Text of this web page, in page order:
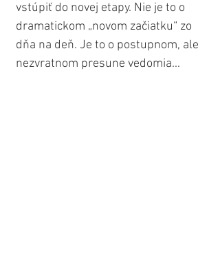
vstúpiť do novej etapy. Nie je to o
dramatickom „novom začiatku“ zo
dňa na deň. Je to o postupnom, ale
nezvratnom presune vedomia...